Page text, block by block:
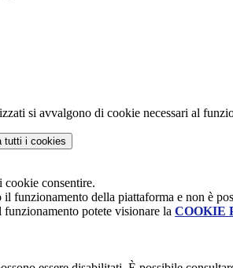
si avvalgono di cookie necessari al
tutti i cookies
cookie consentire.
funzionamento della piattaforma e non è
potete visionare la COOKIE